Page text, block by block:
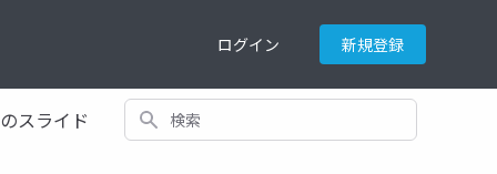
ログイン 新規登録
スライド 検索